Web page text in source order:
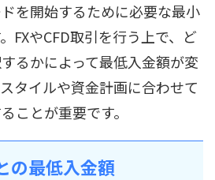
を開始するために必要な最小
FXやCFD取引を行う上で、ど
るかによって最低入金額が変
タイルや資金計画に合わせて
ことが重要です。
の最低入金額